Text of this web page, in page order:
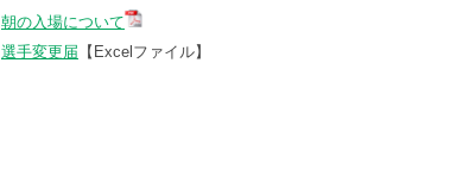
朝の入場について
選手変更届 【Excelファイル】